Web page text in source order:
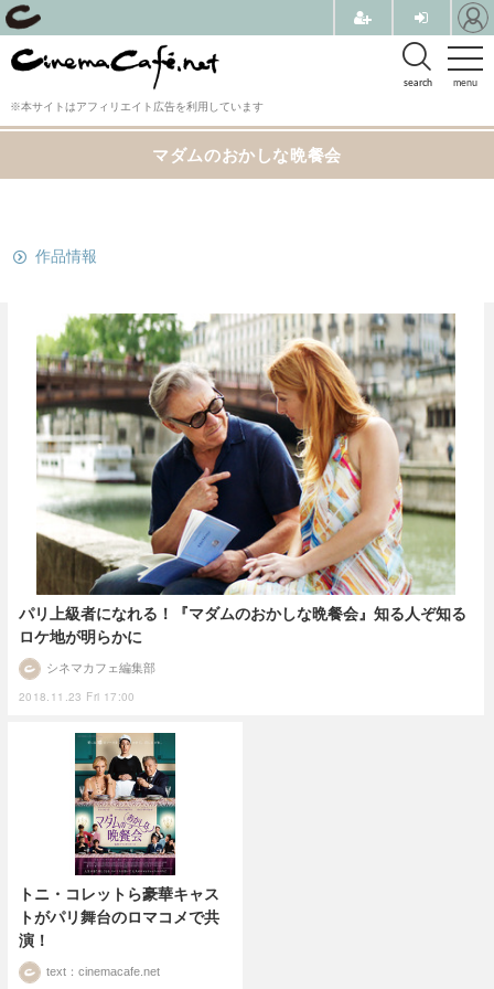
menu
search
※本サイトはアフィリエイト広告を利用しています
マダムのおかしな晩餐会
作品情報
パリ上級者になれる！『マダムのおかしな晩餐会』知る人ぞ知る
ロケ地が明らかに
2018.11.23 Fri 17:00
シネマカフェ編集部
トニ・コレットら豪華キャス
トがパリ舞台のロマコメで共
演！
text：cinemacafe.net